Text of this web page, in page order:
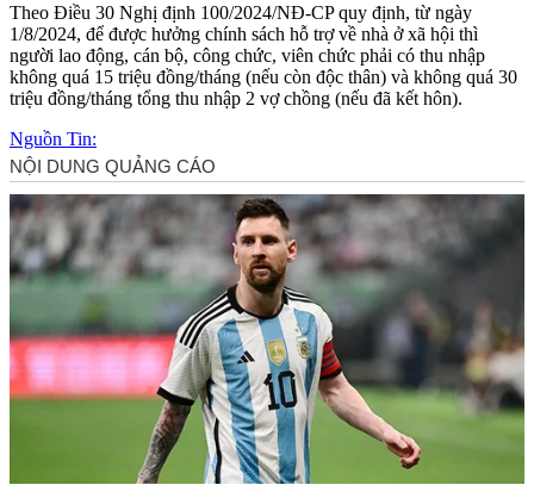
Theo Điều 30 Nghị định 100/2024/NĐ-CP quy định, từ ngày
1/8/2024, để được hưởng chính sách hỗ trợ về nhà ở xã hội thì
người lao động, cán bộ, công chức, viên chức phải có thu nhập
không quá 15 triệu đồng/tháng (nếu còn độc thân) và không quá 30
triệu đồng/tháng tổng thu nhập 2 vợ chồng (nếu đã kết hôn).
Nguồn Tin: